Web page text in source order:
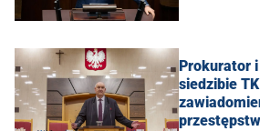
Prokurator
siedzibie